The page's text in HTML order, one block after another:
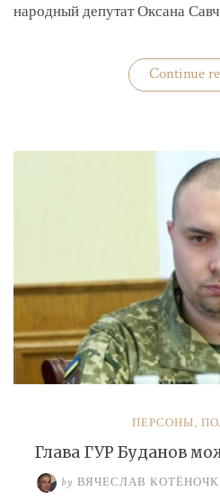
народный депутат Оксана
Continue
ПЕРСОНЫ,
Глава ГУР Буданов
by ВЯЧЕСЛАВ